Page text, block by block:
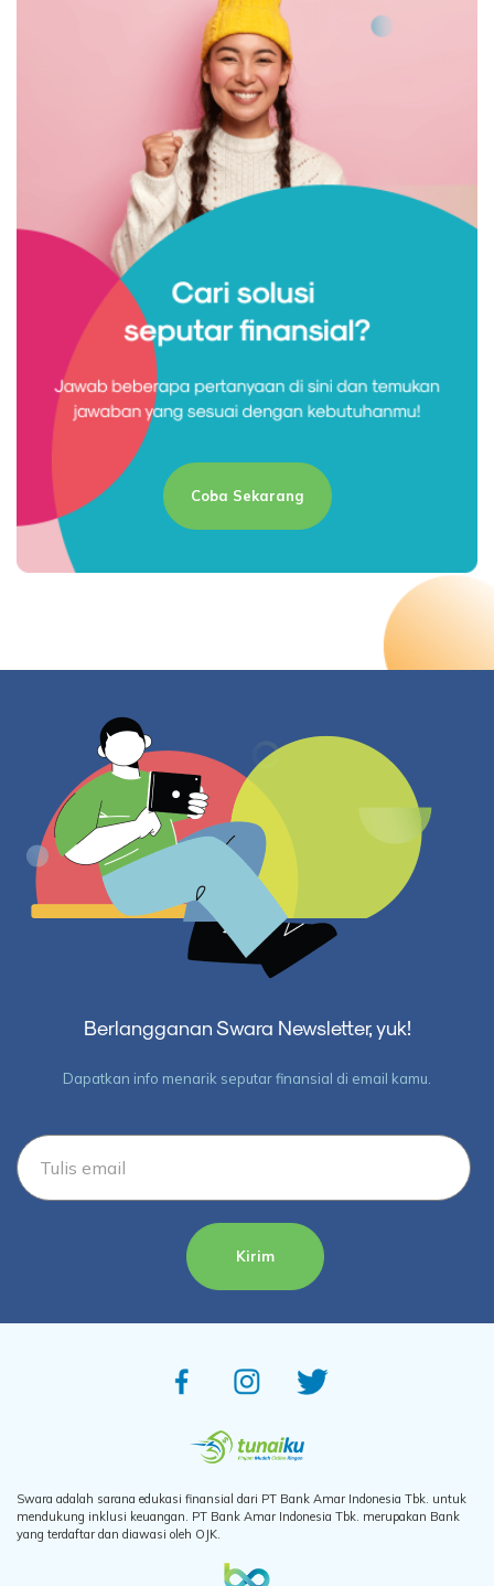
Coba Sekarang
Berlangganan Swara Newsletter, yuk!
Dapatkan info menarik seputar finansial di email kamu.
Kirim
Swara adalah sarana edukasi finansial dari PT Bank Amar Indonesia Tbk. untuk
mendukung inklusi keuangan. PT Bank Amar Indonesia Tbk. merupakan Bank
yang terdaftar dan diawasi oleh OJK.